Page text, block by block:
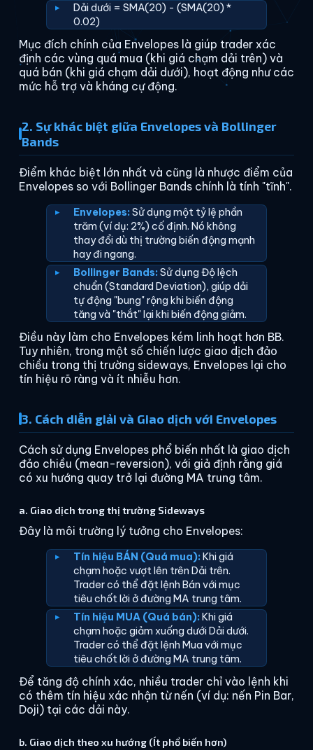
Dải dưới = SMA(20) - (SMA(20) *
0.02)
Mục đích chính của Envelopes là giúp trader xác
định các vùng quá mua (khi giá chạm dải trên) và
quá bán (khi giá chạm dải dưới), hoạt động như các
mức hỗ trợ và kháng cự động.
2. Sự khác biệt giữa Envelopes và Bollinger
Bands
Điểm khác biệt lớn nhất và cũng là nhược điểm của
Envelopes so với Bollinger Bands chính là tính "tĩnh".
Envelopes:Sử dụng một tỷ lệ phần
trăm (ví dụ: 2%) cố định. Nó không
thay đổi dù thị trường biến động mạnh
hay đi ngang.
Bollinger Bands:Sử dụng Độ lệch
chuẩn (Standard Deviation), giúp dải
tự động "bung" rộng khi biến động
tăng và "thắt" lại khi biến động giảm.
Điều này làm cho Envelopes kém linh hoạt hơn BB.
Tuy nhiên, trong một số chiến lược giao dịch đảo
chiều trong thị trường sideways, Envelopes lại cho
tín hiệu rõ ràng và ít nhiễu hơn.
3. Cách diễn giải và Giao dịch với Envelopes
Cách sử dụng Envelopes phổ biến nhất là giao dịch
đảo chiều (mean-reversion), với giả định rằng giá
có xu hướng quay trở lại đường MA trung tâm.
a. Giao dịch trong thị trường Sideways
Đây là môi trường lý tưởng cho Envelopes:
Tín hiệu BÁN (Quá mua):Khi giá
chạm hoặc vượt lên trên Dải trên.
Trader có thể đặt lệnh Bán với mục
tiêu chốt lời ở đường MA trung tâm.
Tín hiệu MUA (Quá bán):Khi giá
chạm hoặc giảm xuống dưới Dải dưới.
Trader có thể đặt lệnh Mua với mục
tiêu chốt lời ở đường MA trung tâm.
Để tăng độ chính xác, nhiều trader chỉ vào lệnh khi
có thêm tín hiệu xác nhận từ nến (ví dụ: nến Pin Bar,
Doji) tại các dải này.
b. Giao dịch theo xu hướng (Ít phổ biến hơn)